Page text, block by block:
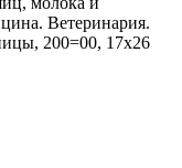
Ветеринария.
200=00, 17х26